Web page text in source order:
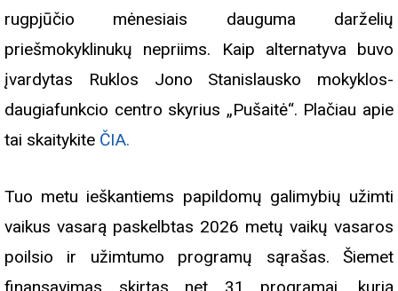
rugpjūčio mėnesiais dauguma darželių
priešmokyklinukų nepriims. Kaip alternatyva buvo
įvardytas Ruklos Jono Stanislausko mokyklos-
daugiafunkcio centro skyrius „Pušaitė“. Plačiau apie
tai skaitykite ČIA.
Tuo metu ieškantiems papildomų galimybių užimti
vaikus vasarą paskelbtas 2026 metų vaikų vasaros
poilsio ir užimtumo programų sąrašas. Šiemet
finansavimas skirtas net 31 programai, kurią